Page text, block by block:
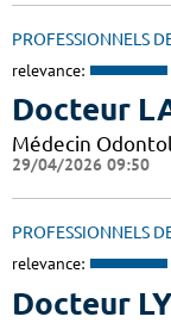
PROFESSIONNELS
relevance:
Docteur
Médecin
29/04/2026 09:50
PROFESSIONNELS
relevance:
Docteur